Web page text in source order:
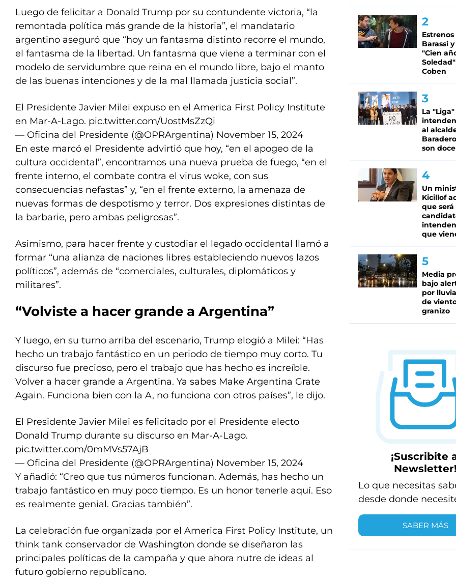
Luego de felicitar a Donald Trump por su contundente victoria, “la
remontada política más grande de la historia”, el mandatario
argentino aseguró que “hoy un fantasma distinto recorre el mundo,
el fantasma de la libertad. Un fantasma que viene a terminar con el
modelo de servidumbre que reina en el mundo libre, bajo el manto
de las buenas intenciones y de la mal llamada justicia social”.
El Presidente Javier Milei expuso en el America First Policy Institute
en Mar-A-Lago. pic.twitter.com/UostMsZzQi
— Oficina del Presidente (@OPRArgentina) November 15, 2024
En este marcó el Presidente advirtió que hoy, “en el apogeo de la
cultura occidental”, encontramos una nueva prueba de fuego, “en el
frente interno, el combate contra el virus woke, con sus
consecuencias nefastas” y, “en el frente externo, la amenaza de
nuevas formas de despotismo y terror. Dos expresiones distintas de
la barbarie, pero ambas peligrosas”.
Asimismo, para hacer frente y custodiar el legado occidental llamó a
formar “una alianza de naciones libres estableciendo nuevos lazos
políticos”, además de “comerciales, culturales, diplomáticos y
militares”.
“Volviste a hacer grande a Argentina”
Y luego, en su turno arriba del escenario, Trump elogió a Milei: “Has
hecho un trabajo fantástico en un periodo de tiempo muy corto. Tu
discurso fue precioso, pero el trabajo que has hecho es increíble.
Volver a hacer grande a Argentina. Ya sabes Make Argentina Grate
Again. Funciona bien con la A, no funciona con otros países”, le dijo.
El Presidente Javier Milei es felicitado por el Presidente electo
Donald Trump durante su discurso en Mar-A-Lago.
pic.twitter.com/0mMVs57AjB
— Oficina del Presidente (@OPRArgentina) November 15, 2024
Y añadió: “Creo que tus números funcionan. Además, has hecho un
trabajo fantástico en muy poco tiempo. Es un honor tenerle aquí. Eso
es realmente genial. Gracias también”.
La celebración fue organizada por el America First Policy Institute, un
think tank conservador de Washington donde se diseñaron las
principales políticas de la campaña y que ahora nutre de ideas al
futuro gobierno republicano.
Estrenos
Barassi
"Cien
Coben
La
al
son doce
Un
Kicillof
que será
que
Media
bajo
por
de
granizo
¡Suscribite
Newsletter!
Lo que necesitas
desde donde
SABER MÁS